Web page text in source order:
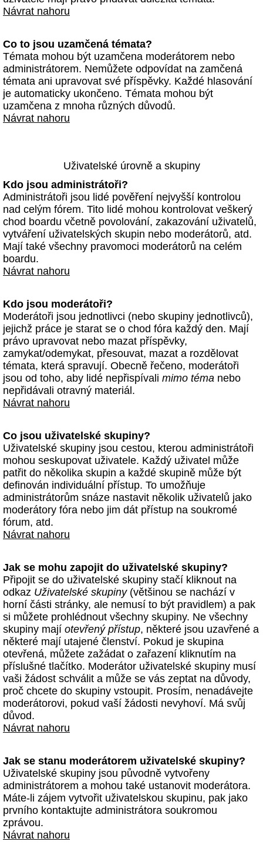
Návrat nahoru
Co to jsou uzamčená témata?
Témata mohou být uzamčena moderátorem nebo
administrátorem. Nemůžete odpovídat na zamčená
témata ani upravovat své příspěvky. Každé hlasování
je automaticky ukončeno. Témata mohou být
uzamčena z mnoha různých důvodů.
Návrat nahoru
Uživatelské úrovně a skupiny
Kdo jsou administrátoři?
Administrátoři jsou lidé pověření nejvyšší kontrolou
nad celým fórem. Tito lidé mohou kontrolovat veškerý
chod boardu včetně povolování, zakazování uživatelů,
vytváření uživatelských skupin nebo moderátorů, atd.
Mají také všechny pravomoci moderátorů na celém
boardu.
Návrat nahoru
Kdo jsou moderátoři?
Moderátoři jsou jednotlivci (nebo skupiny jednotlivců),
jejichž práce je starat se o chod fóra každý den. Mají
právo upravovat nebo mazat příspěvky,
zamykat/odemykat, přesouvat, mazat a rozdělovat
témata, která spravují. Obecně řečeno, moderátoři
jsou od toho, aby lidé nepřispívali mimo téma nebo
nepřidávali otravný materiál.
Návrat nahoru
Co jsou uživatelské skupiny?
Uživatelské skupiny jsou cestou, kterou administrátoři
mohou seskupovat uživatele. Každý uživatel může
patřit do několika skupin a každé skupině může být
definován individuální přístup. To umožňuje
administrátorům snáze nastavit několik uživatelů jako
moderátory fóra nebo jim dát přístup na soukromé
fórum, atd.
Návrat nahoru
Jak se mohu zapojit do uživatelské skupiny?
Připojit se do uživatelské skupiny stačí kliknout na
odkaz Uživatelské skupiny(většinou se nachází v
horní části stránky, ale nemusí to být pravidlem) a pak
si můžete prohlédnout všechny skupiny. Ne všechny
skupiny mají otevřený přístup, některé jsou uzavřené a
některé mají utajené členství. Pokud je skupina
otevřená, můžete zažádat o zařazení kliknutím na
příslušné tlačítko. Moderátor uživatelské skupiny musí
vaši žádost schválit a může se vás zeptat na důvody,
proč chcete do skupiny vstoupit. Prosím, nenadávejte
moderátorovi, pokud vaší žádosti nevyhoví. Má svůj
důvod.
Návrat nahoru
Jak se stanu moderátorem uživatelské skupiny?
Uživatelské skupiny jsou původně vytvořeny
administrátorem a mohou také ustanovit moderátora.
Máte-li zájem vytvořit uživatelskou skupinu, pak jako
prvního kontaktujte administrátora soukromou
zprávou.
Návrat nahoru